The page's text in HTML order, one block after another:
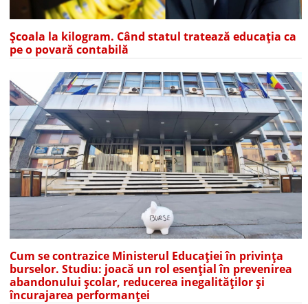
Școala la kilogram. Când statul tratează educația ca
pe o povară contabilă
Cum se contrazice Ministerul Educației în privința
burselor. Studiu: joacă un rol esențial în prevenirea
abandonului școlar, reducerea inegalităților și
încurajarea performanței